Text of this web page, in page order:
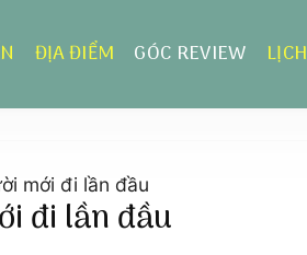
ĐỊA ĐIỂM GÓC REVIEW
mới đi lần đầu
đi lần đầu